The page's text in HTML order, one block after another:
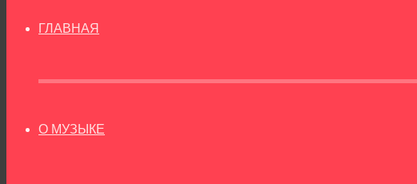
ГЛАВНАЯ
О МУЗЫКЕ